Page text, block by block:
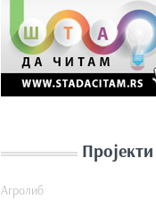
Пројекти
Агролиб